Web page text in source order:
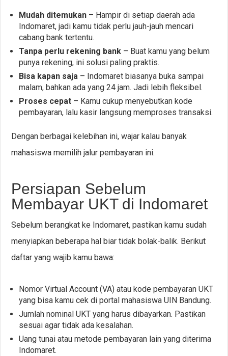
Mudah ditemukan – Hampir di setiap daerah ada
Indomaret, jadi kamu tidak perlu jauh-jauh mencari
cabang bank tertentu.
Tanpa perlu rekening bank – Buat kamu yang belum
punya rekening, ini solusi paling praktis.
Bisa kapan saja – Indomaret biasanya buka sampai
malam, bahkan ada yang 24 jam. Jadi lebih fleksibel.
Proses cepat – Kamu cukup menyebutkan kode
pembayaran, lalu kasir langsung memproses transaksi.
Dengan berbagai kelebihan ini, wajar kalau banyak
mahasiswa memilih jalur pembayaran ini.
Persiapan Sebelum
Membayar UKT di Indomaret
Sebelum berangkat ke Indomaret, pastikan kamu sudah
menyiapkan beberapa hal biar tidak bolak-balik. Berikut
daftar yang wajib kamu bawa:
Nomor Virtual Account (VA) atau kode pembayaran UKT
yang bisa kamu cek di portal mahasiswa UIN Bandung.
Jumlah nominal UKT yang harus dibayarkan. Pastikan
sesuai agar tidak ada kesalahan.
Uang tunai atau metode pembayaran lain yang diterima
Indomaret.